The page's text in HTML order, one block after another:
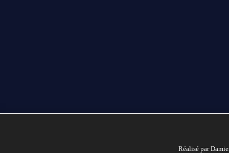
Réalisé par